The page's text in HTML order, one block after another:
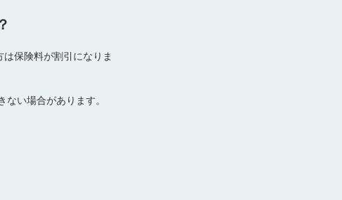
保険料が割引になりま
い場合があります。